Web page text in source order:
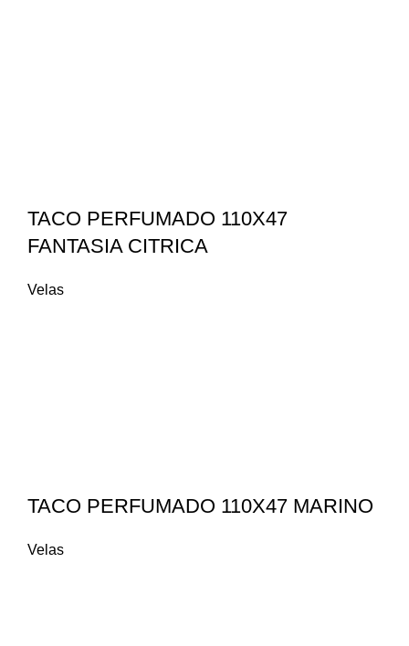
TACO PERFUMADO 110X47
FANTASIA CITRICA
Velas
TACO PERFUMADO 110X47 MARINO
Velas